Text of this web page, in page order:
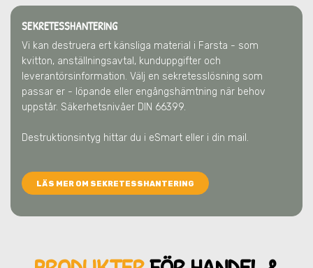
SEKRETESSHANTERING
Vi kan destruera ert känsliga material i Farsta - som
kvitton, anställningsavtal, kunduppgifter och
leverantörsinformation. Välj en sekretesslösning som
passar er - löpande eller engångshämtning när behov
uppstår. Säkerhetsnivåer DIN 66399.
Destruktionsintyg hittar du i eSmart eller i din mail.
LÄS MER OM SEKRETESSHANTERING